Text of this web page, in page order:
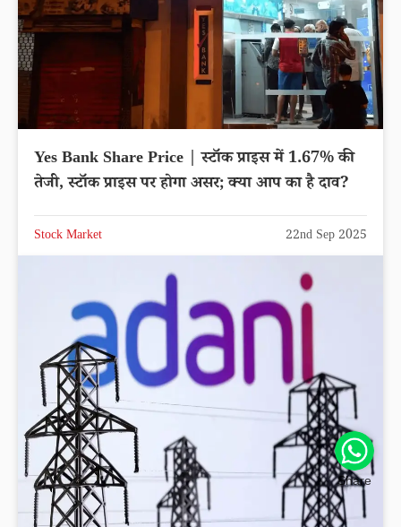
Yes Bank Share Price | स्टॉक प्राइस में 1.67% की
तेजी, स्टॉक प्राइस पर होगा असर; क्या आप का है दाव?
Stock Market 22nd Sep 2025
Share